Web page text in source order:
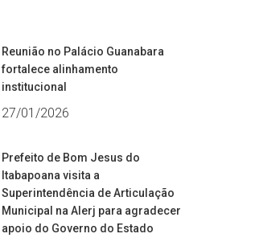
Reunião no Palácio Guanabara
fortalece alinhamento
institucional
27/01/2026
Prefeito de Bom Jesus do
Itabapoana visita a
Superintendência de Articulação
Municipal na Alerj para agradecer
apoio do Governo do Estado